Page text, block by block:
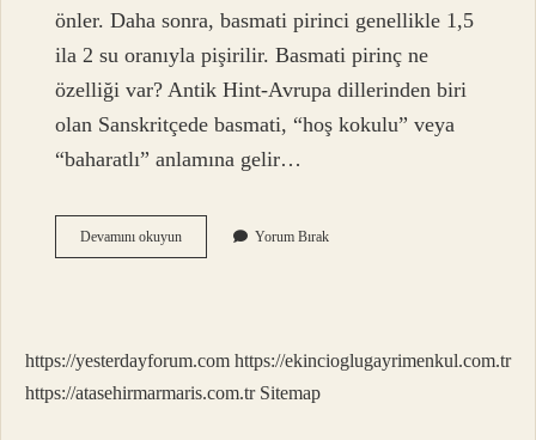
önler. Daha sonra, basmati pirinci genellikle 1,5
ila 2 su oranıyla pişirilir. Basmati pirinç ne
özelliği var? Antik Hint-Avrupa dillerinden biri
olan Sanskritçede basmati, “hoş kokulu” veya
“baharatlı” anlamına gelir…
Devamını okuyunBasmati
Pirinç
Yorum Bırak
https://yesterdayforum.com https://ekincioglugayrimenkul.com.tr
https://atasehirmarmaris.com.tr Sitemap